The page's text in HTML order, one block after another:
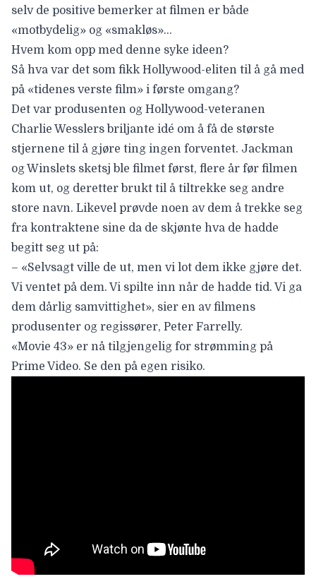
selv de positive bemerker at filmen er både
«motbydelig» og «smakløs»…
Hvem kom opp med denne syke ideen?
Så hva var det som fikk Hollywood-eliten til å gå med
på «tidenes verste film» i første omgang?
Det var produsenten og Hollywood-veteranen
Charlie Wesslers briljante idé om å få de største
stjernene til å gjøre ting ingen forventet. Jackman
og Winslets sketsj ble filmet først, flere år før filmen
kom ut, og deretter brukt til å tiltrekke seg andre
store navn. Likevel prøvde noen av dem å trekke seg
fra kontraktene sine da de skjønte hva de hadde
begitt seg ut på:
– «Selvsagt ville de ut, men vi lot dem ikke gjøre det.
Vi ventet på dem. Vi spilte inn når de hadde tid. Vi ga
dem dårlig samvittighet», sier en av filmens
produsenter og regissører, Peter Farrelly.
«Movie 43» er nå tilgjengelig for strømming på
Prime Video. Se den på egen risiko.